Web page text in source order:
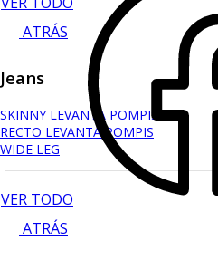
ATRÁS
Jeans
SKINNY LEVANTA POMPIS
RECTO LEVANTA POMPIS
WIDE LEG
VER TODO
ATRÁS